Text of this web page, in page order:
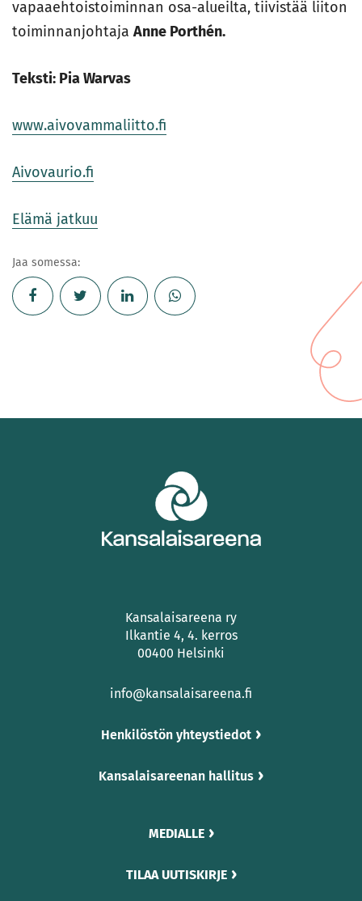
vapaaehtoistoiminnan osa-alueilta, tiivistää liiton
toiminnanjohtaja Anne Porthén.
Teksti: Pia Warvas
www.aivovammaliitto.fi
Aivovaurio.fi
Elämä jatkuu
Jaa somessa:
Kansalaisareena ry
Ilkantie 4, 4. kerros
00400 Helsinki
info@kansalaisareena.fi
Henkilöstön yhteystiedot
Kansalaisareenan hallitus
MEDIALLE
TILAA UUTISKIRJE